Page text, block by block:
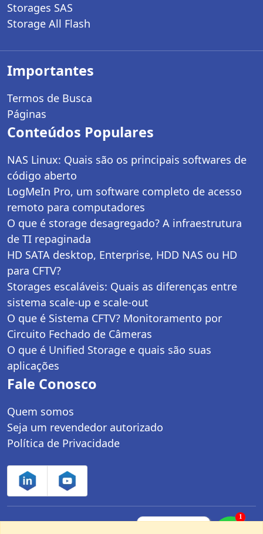
Storages SAS
Storage All Flash
Importantes
Termos de Busca
Páginas
Conteúdos Populares
NAS Linux: Quais são os principais softwares de
código aberto
LogMeIn Pro, um software completo de acesso
remoto para computadores
O que é storage desagregado? A infraestrutura
de TI repaginada
HD SATA desktop, Enterprise, HDD NAS ou HD
para CFTV?
Storages escaláveis: Quais as diferenças entre
sistema scale-up e scale-out
O que é Sistema CFTV? Monitoramento por
Circuito Fechado de Câmeras
O que é Unified Storage e quais são suas
aplicações
Fale Conosco
Quem somos
Seja um revendedor autorizado
Política de Privacidade
Controle Net Tecnologia LTDA | CNPJ:
1